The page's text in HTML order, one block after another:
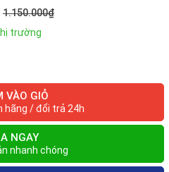
1.150.000₫
trường
VÀO GIỎ
hãng / đổi trả 24h
NGAY
nhanh chóng